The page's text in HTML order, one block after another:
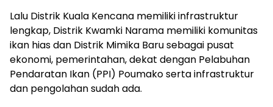
Lalu Distrik Kuala Kencana memiliki infrastruktur
lengkap, Distrik Kwamki Narama memiliki komunitas
ikan hias dan Distrik Mimika Baru sebagai pusat
ekonomi, pemerintahan, dekat dengan Pelabuhan
Pendaratan Ikan (PPI) Poumako serta infrastruktur
dan pengolahan sudah ada.